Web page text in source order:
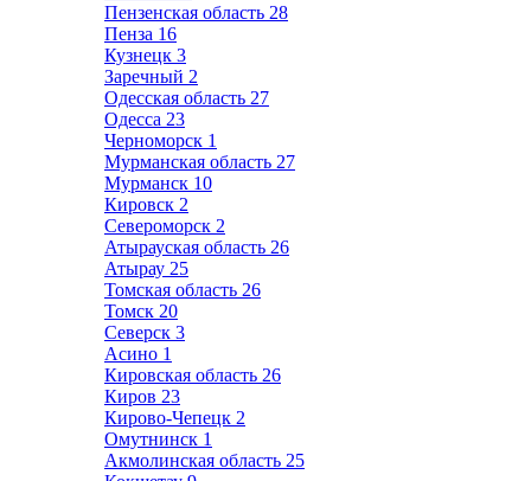
Пензенская область 28
Пенза 16
Кузнецк 3
Заречный 2
Одесская область 27
Одесса 23
Черноморск 1
Мурманская область 27
Мурманск 10
Кировск 2
Североморск 2
Атырауская область 26
Атырау 25
Томская область 26
Томск 20
Северск 3
Асино 1
Кировская область 26
Киров 23
Кирово-Чепецк 2
Омутнинск 1
Акмолинская область 25